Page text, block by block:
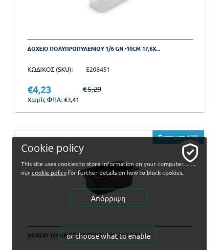
ΔΟΧΕΙΟ ΠΟΛΥΠΡΟΠΥΛΕΝΙΟΥ 1/6 GN -10CM 17,6X...
ΚΩΔΙΚΟΣ (SKU): E208451
€5,29
€4,23
Χωρίς ΦΠΑ:€3,41
Έκπτωση 19%
ΔΟΧΕΙΟ 1/4 GN PC ΜΑΥΡΟ 26.5X16.2X6.5 04-351
Cookie policy
This site uses cookies to store information on your computer. See
ourcookie policyfor further details on how to block cookies.
Απόρριψη
or choose what to enable